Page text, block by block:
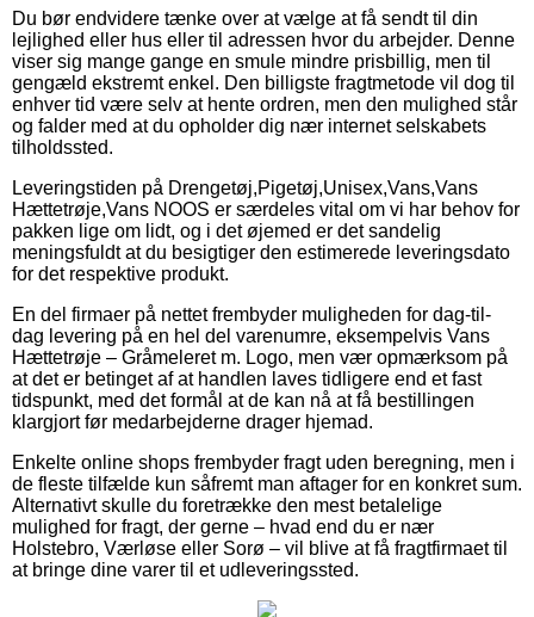
Du bør endvidere tænke over at vælge at få sendt til din
lejlighed eller hus eller til adressen hvor du arbejder. Denne
viser sig mange gange en smule mindre prisbillig, men til
gengæld ekstremt enkel. Den billigste fragtmetode vil dog til
enhver tid være selv at hente ordren, men den mulighed står
og falder med at du opholder dig nær internet selskabets
tilholdssted.
Leveringstiden på Drengetøj,Pigetøj,Unisex,Vans,Vans
Hættetrøje,Vans NOOS er særdeles vital om vi har behov for
pakken lige om lidt, og i det øjemed er det sandelig
meningsfuldt at du besigtiger den estimerede leveringsdato
for det respektive produkt.
En del firmaer på nettet frembyder muligheden for dag-til-
dag levering på en hel del varenumre, eksempelvis Vans
Hættetrøje – Gråmeleret m. Logo, men vær opmærksom på
at det er betinget af at handlen laves tidligere end et fast
tidspunkt, med det formål at de kan nå at få bestillingen
klargjort før medarbejderne drager hjemad.
Enkelte online shops frembyder fragt uden beregning, men i
de fleste tilfælde kun såfremt man aftager for en konkret sum.
Alternativt skulle du foretrække den mest betalelige
mulighed for fragt, der gerne – hvad end du er nær
Holstebro, Værløse eller Sorø – vil blive at få fragtfirmaet til
at bringe dine varer til et udleveringssted.